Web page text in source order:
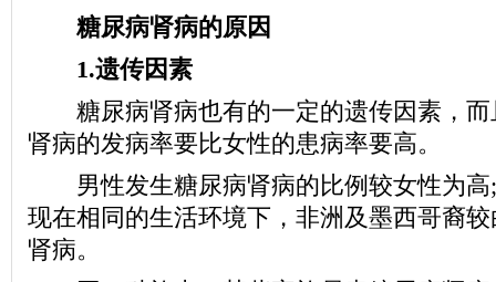
糖尿病肾病的原因
1.遗传因素
糖尿病肾病也有的一定的遗传因素，而
肾病的发病率要比女性的患病率要高。
男性发生糖尿病肾病的比例较女性为高;
现在相同的生活环境下，非洲及墨西哥裔
肾病。